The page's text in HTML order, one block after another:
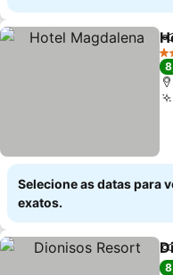
2
Selecione as datas para
exatos.